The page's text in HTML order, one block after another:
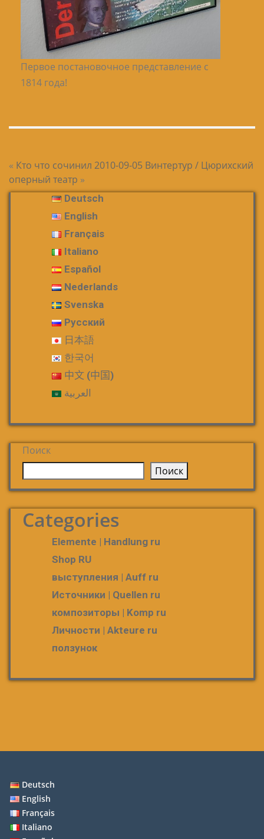
Первое постановочное представление с
1814 года!
« Кто что сочинил 2010-09-05 Винтертур / Цюрихский
оперный театр »
Deutsch
English
Français
Italiano
Español
Nederlands
Svenska
Русский
日本語
한국어
中文 (中国)
العربية
Поиск
Поиск
Categories
Elemente | Handlung ru
Shop RU
выступления | Auff ru
Источники | Quellen ru
композиторы | Komp ru
Личности | Akteure ru
ползунок
Deutsch
English
Français
Italiano